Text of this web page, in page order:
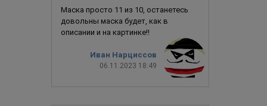
Иван Нарциссов
06.11.2023 18:49
Маска просто 11 из 10, останетесь
довольны маска будет, как в
описании и на картинке!!